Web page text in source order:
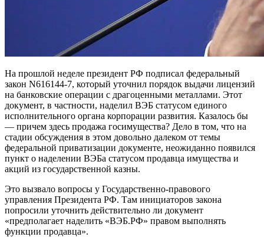
На прошлой неделе президент РФ подписал федеральный
закон N616144-7, который уточнил порядок выдачи лицензий
на банковские операции с драгоценными металлами. Этот
документ, в частности, наделил ВЭБ статусом единого
исполнительного органа корпорации развития. Казалось бы
— причем здесь продажа госимущества? Дело в том, что на
стадии обсуждения в этом довольно далеком от темы
федеральной приватизации документе, неожиданно появился
пункт о наделении ВЭБа статусом продавца имущества и
акций из государственной казны.
Это вызвало вопросы у Государственно-правового
управления Президента РФ. Там инициаторов закона
попросили уточнить действительно ли документ
«предполагает наделить «ВЭБ.РФ» правом выполнять
функции продавца».